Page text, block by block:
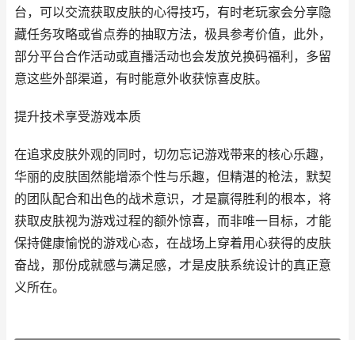
台，可以交流获取皮肤的心得技巧，有时老玩家会分享隐
藏任务攻略或省点券的抽取方法，极具参考价值，此外，
部分平台合作活动或直播活动也会发放兑换码福利，多留
意这些外部渠道，有时能意外收获惊喜皮肤。
提升技术享受游戏本质
在追求皮肤外观的同时，切勿忘记游戏带来的核心乐趣，
华丽的皮肤固然能增添个性与乐趣，但精湛的枪法，默契
的团队配合和出色的战术意识，才是赢得胜利的根本，将
获取皮肤视为游戏过程的额外惊喜，而非唯一目标，才能
保持健康愉悦的游戏心态，在战场上穿着用心获得的皮肤
奋战，那份成就感与满足感，才是皮肤系统设计的真正意
义所在。